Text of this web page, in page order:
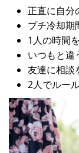
正直に自分
プチ冷却期
1人の時間
いつもと違
友達に相談
2人でルー